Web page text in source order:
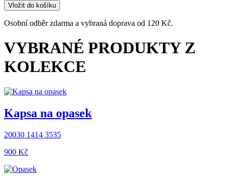
Vložit do košíku
Osobní odběr zdarma a vybraná doprava od 120 Kč.
VYBRANÉ PRODUKTY Z
KOLEKCE
Kapsa na opasek
20030 1414 3535
900 ‎Kč